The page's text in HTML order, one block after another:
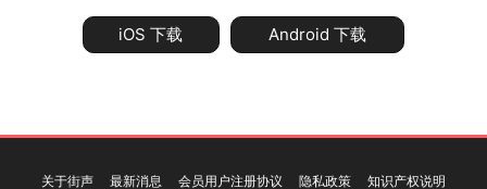
iOS 下载 Android 下载
关于街声 最新消息 会员用户注册协议 隐私政策 知识产权说明